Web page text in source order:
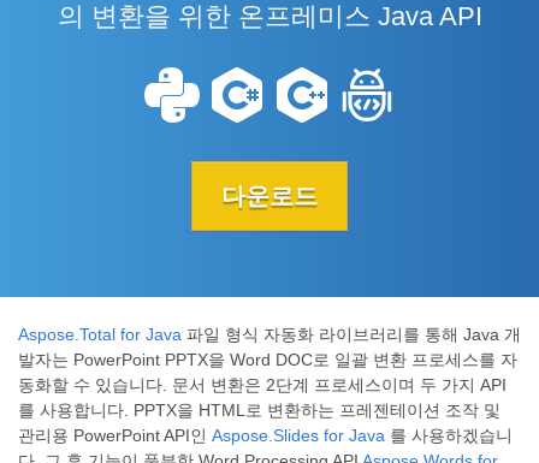
의 변환을 위한 온프레미스 Java API
다운로드
Aspose.Total for Java 파일 형식 자동화 라이브러리를 통해 Java 개
발자는 PowerPoint PPTX을 Word DOC로 일괄 변환 프로세스를 자
동화할 수 있습니다. 문서 변환은 2단계 프로세스이며 두 가지 API
를 사용합니다. PPTX을 HTML로 변환하는 프레젠테이션 조작 및
관리용 PowerPoint API인 Aspose.Slides for Java 를 사용하겠습니